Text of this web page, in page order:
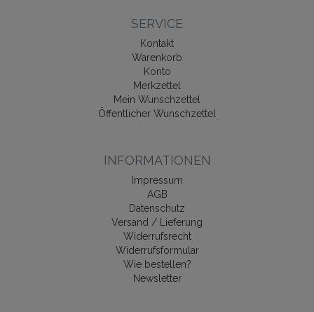
SERVICE
Kontakt
Warenkorb
Konto
Merkzettel
Mein Wunschzettel
Öffentlicher Wunschzettel
INFORMATIONEN
Impressum
AGB
Datenschutz
Versand / Lieferung
Widerrufsrecht
Widerrufsformular
Wie bestellen?
Newsletter